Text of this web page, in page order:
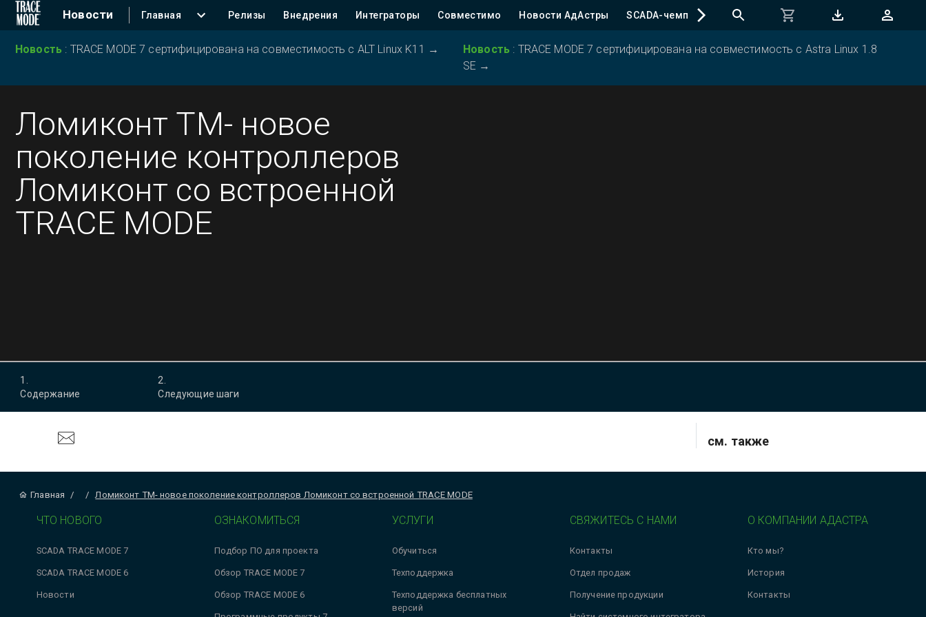
Новости Главная Релизы Внедрения Интеграторы Совместимо Новости АдАстры SCADA-чемпионат
Новость : TRACE MODE 7 сертифицирована на совместимость с ALT Linux K11 → Новость : TRACE MODE 7 сертифицирована на совместимость с Astra Linux 1.8
SE →
Ломиконт ТМ- новое
поколение контроллеров
Ломиконт со встроенной
TRACE MODE
1
Содержание
2
Следующие шаги
см. также
Главная / / Ломиконт ТМ- новое поколение контроллеров Ломиконт со встроенной TRACE MODE
ЧТО НОВОГО
SCADA TRACE MODE 7
SCADA TRACE MODE 6
Новости
ОЗНАКОМИТЬСЯ
Подбор ПО для проекта
Обзор TRACE MODE 7
Обзор TRACE MODE 6
УСЛУГИ
Обучиться
Техподдержка
Техподдержка бесплатных
версий
СВЯЖИТЕСЬ С НАМИ
Контакты
Отдел продаж
Получение продукции
О КОМПАНИИ АДАСТРА
Кто мы?
История
Контакты